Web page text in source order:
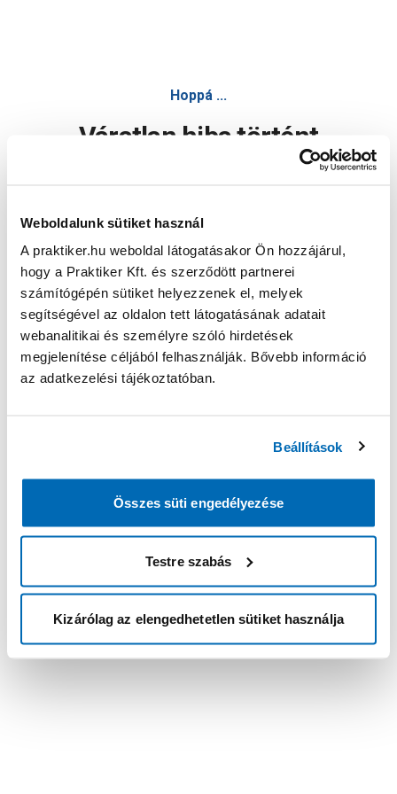
Weboldalunk sütiket használ
A praktiker.hu weboldal látogatásakor Ön hozzájárul,
hogy a Praktiker Kft. és szerződött partnerei
számítógépén sütiket helyezzenek el, melyek
segítségével az oldalon tett látogatásának adatait
webanalitikai és személyre szóló hirdetések
megjelenítése céljából felhasználják. Bővebb információ
az adatkezelési tájékoztatóban.
Beállítások
Összes süti engedélyezése
Testre szabás
Kizárólag az elengedhetetlen sütiket használja
Hoppá ...
Váratlan hiba történt
Oldal újratöltése